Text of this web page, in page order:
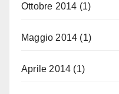
Ottobre 2014 (1)
Maggio 2014 (1)
Aprile 2014 (1)